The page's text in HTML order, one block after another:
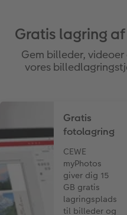
Gratis lagring
Gem billeder,
vores
Gratis
fotolagring
CEWE
myPhotos
giver dig 15
GB gratis
lagringsplads
til billeder og